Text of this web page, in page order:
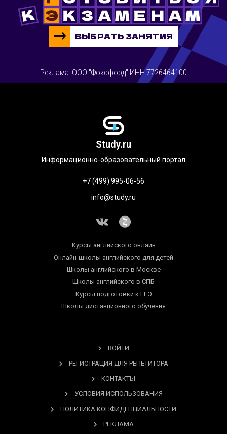
ВЫБРАТЬ ЗАНЯТИЯ
Реклама. ООО "Фоксфорд" ИНН 7726464100
Study.ru
Информационно-образовательный портал
+7 (499) 995-06-56
info@study.ru
Курсы английского онлайн
Онлайн-школы английского для детей
Школы английского в Москве
Школы английского в СПБ
Курсы подготовки к ЕГЭ
Школы дистанционного обучения
ВОЙТИ
РЕГИСТРАЦИЯ ДЛЯ РЕПЕТИТОРА
КОНТАКТЫ
УСЛОВИЯ ИСПОЛЬЗОВАНИЯ
ПОЛИТИКА КОНФИДЕНЦИАЛЬНОСТИ
РЕКЛАМА